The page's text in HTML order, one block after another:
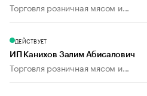
Торговля розничная мясом и...
ДЕЙСТВУЕТ
ИП Канихов Залим Абисалович
Торговля розничная мясом и...